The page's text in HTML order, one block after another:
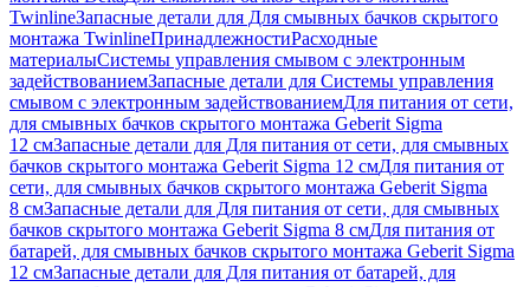
TwinlineЗапасные детали для Для смывных бачков скрытого
монтажа TwinlineПринадлежностиРасходные
материалыСистемы управления смывом с электронным
задействованиемЗапасные детали для Системы управления
смывом с электронным задействованиемДля питания от сети,
для смывных бачков скрытого монтажа Geberit Sigma
12 смЗапасные детали для Для питания от сети, для смывных
бачков скрытого монтажа Geberit Sigma 12 смДля питания от
сети, для смывных бачков скрытого монтажа Geberit Sigma
8 смЗапасные детали для Для питания от сети, для смывных
бачков скрытого монтажа Geberit Sigma 8 смДля питания от
батарей, для смывных бачков скрытого монтажа Geberit Sigma
12 смЗапасные детали для Для питания от батарей, для